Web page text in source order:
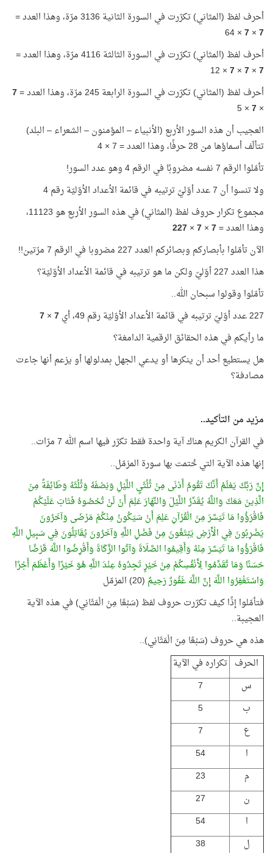
أحرف لفظ (المثاني) تكرّرت في السورة الثانية 3136 مرّة، وهذا العدد =
7
×
7
× 64
أحرف لفظ (المثاني) تكرّرت في السورة الثالثة 4116 مرّة، وهذا العدد =
7
×
7
×
7
× 12
أحرف لفظ (المثاني) تكرّرت في السورة الرابعة 245 مرّة، وهذا العدد =
7
×
7
× 5
العجيب أن هذه السور الأربع (الأنبياء – المؤمنون – الشعراء – البلد)
تتألّف أسماؤها من 28 حرفًا، وهذا العدد = 7 × 4
تأمّلوا الرقم 7 نفسه مضروبًا في الرقم 4 وهو عدد السور!
ولا تنسوا أن 7 عدد أوّليّ ترتيبه في قائمة الأعداد الأوّليّة رقم 4
مجموع تكرار حروف لفظ (المثاني) في هذه السور الأربع هو 11123،
وهذا العدد =7
×
7
×
227
الآن تأمّلوا بأبصاركم وبصائركم العدد 227 مضروبا في الرقم 7 مرّتين!!
هذا العدد 227 أوّليّ ولكن ما هو ترتيبه في قائمة الأعداد الأوّليّة؟
تأمّلوا وقولوا سبحان الله..
227 عدد أوّليّ ترتيبه في قائمة الأعداد الأوّليّة رقم 49، أي
7
×
7
ما رأيكم في هذه الحقائق الرقمية الدامغة؟
هل يستطيع أحد أن ينكرها أو يدعي الجهل بمدلولها أو يزعم أنها جاءت
مصادفة؟
مزيد من التأكيد..
في القرآن الكريم هناك آية واحدة فقط تكرّر فيها اسم الله 7 مرّات..
إنها هذه الآية التي خُتمت بها سورة المزمّل..
إِنَّ رَبَّكَ يَعْلَمُ أَنَّكَ تَقُومُ أَدْنَى مِنْ ثُلُثَيِ اللَّيْلِ وَنِصْفَهُ وَثُلُثَهُ وَطَائِفَةٌ مِنَ
الَّذِينَ مَعَكَ وَاللَّهُ يُقَدِّرُ اللَّيْلَ وَالنَّهَارَ عَلِمَ أَنْ لَنْ تُحْصُوهُ فَتَابَ عَلَيْكُمْ
فَاقْرَؤُوا مَا تَيَسَّرَ مِنَ الْقُرْآنِ عَلِمَ أَنْ سَيَكُونُ مِنْكُمْ مَرْضَى وَآخَرُونَ
يَضْرِبُونَ فِي الْأَرْضِ يَبْتَغُونَ مِنْ فَضْلِ اللَّهِ وَآخَرُونَ يُقَاتِلُونَ فِي سَبِيلِ اللَّهِ
فَاقْرَؤُوا مَا تَيَسَّرَ مِنْهُ وَأَقِيمُوا الصَّلَاةَ وَآتُوا الزَّكَاةَ وَأَقْرِضُوا اللَّهَ قَرْضًا
حَسَنًا وَمَا تُقَدِّمُوا لِأَنْفُسِكُمْ مِنْ خَيْرٍ تَجِدُوهُ عِنْدَ اللَّهِ هُوَ خَيْرًا وَأَعْظَمَ أَجْرًا
وَاسْتَغْفِرُوا اللَّهَ إِنَّ اللَّهَ غَفُورٌ رَحِيمٌ (20) المزمّل
فتأمّلوا إذًا كيف تكرّرت حروف لفظ (سَبْعًا مِنَ الْمَثَانِي) في هذه الآية
العجيبة..
هذه هي حروف (سَبْعًا مِنَ الْمَثَانِي)..
الحرف تكراره في الآية
س
7
ب
5
ع
7
ا
54
م
23
ن
27
ا
54
ل
38